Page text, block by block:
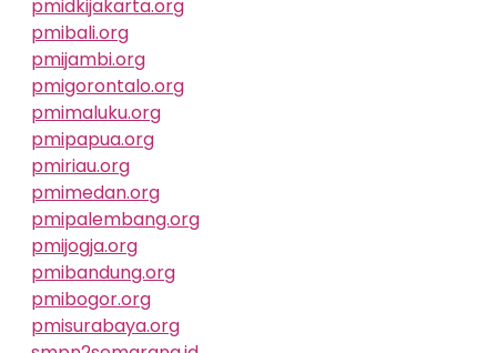
pmidkijakarta.org
pmibali.org
pmijambi.org
pmigorontalo.org
pmimaluku.org
pmipapua.org
pmiriau.org
pmimedan.org
pmipalembang.org
pmijogja.org
pmibandung.org
pmibogor.org
pmisurabaya.org